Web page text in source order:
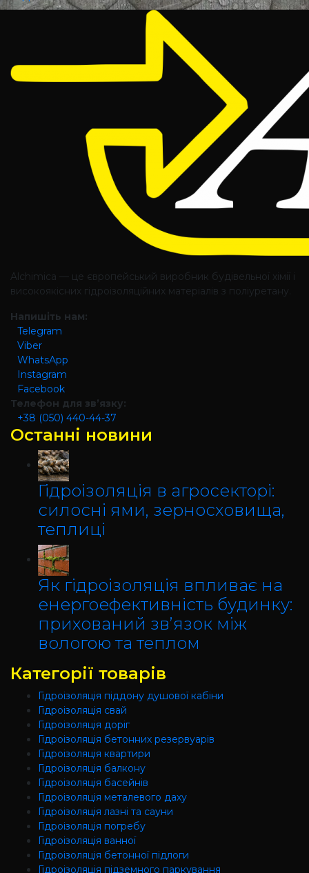
Alchimica — це європейський виробник будівельної хімії і
високоякісних гідроізоляційних матеріалів з поліуретану.
Напишіть нам:
Telegram
Viber
WhatsApp
Instagram
Facebook
Телефон для зв’язку:
+38 (050) 440-44-37
Останні новини
Гідроізоляція в агросекторі:
силосні ями, зерносховища,
теплиці
Як гідроізоляція впливає на
енергоефективність будинку:
прихований зв’язок між
вологою та теплом
Категорії товарів
Гідроізоляція піддону душової кабіни
Гідроізоляція свай
Гідроізоляція доріг
Гідроізоляція бетонних резервуарів
Гідроізоляція квартири
Гідроізоляція балкону
Гідроізоляція басейнів
Гідроізоляція металевого даху
Гідроізоляція лазні та сауни
Гідроізоляція погребу
Гідроізоляція ванної
Гідроізоляція бетонної підлоги
Гідроізоляція підземного паркування